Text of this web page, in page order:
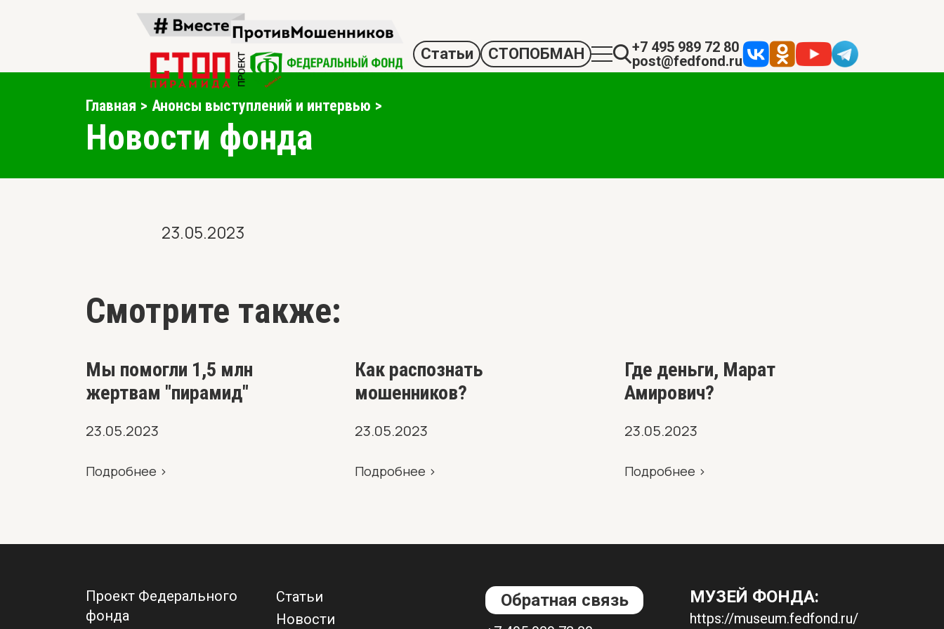
Статьи СТОПОБМАН
+7 495 989 72 80
post@fedfond.ru
Главная Анонсы выступлений и интервью
Новости фонда
23.05.2023
Смотрите также:
Мы помогли 1,5 млн
жертвам "пирамид"
23.05.2023
Подробнее >
Как распознать
мошенников?
23.05.2023
Подробнее >
Где деньги, Марат
Амирович?
23.05.2023
Подробнее >
Проект Федерального
фонда
Статьи
Новости
Обратная связь МУЗЕЙ ФОНДА:
https://museum.fedfond.ru/